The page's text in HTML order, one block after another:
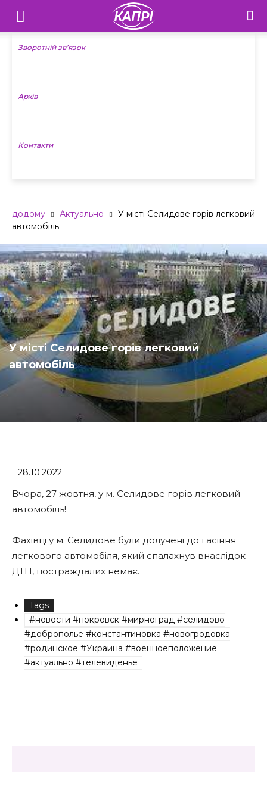
Телебачення
«Капрі»
Новини
Зворотній зв’язок
Архів
Контакти
додому Актуально
У місті Селидове горів легковий
автомобіль
У місті Селидове горів легковий
автомобіль
28.10.2022
Вчора, 27 жовтня, у м. Селидове горів легковий
автомобіль!
Фахівці у м. Селидове були долучені до гасіння
легкового автомобіля, який спалахнув внаслідок
ДТП, постраждалих немає.
Tags
#новости #покровск #мирноград #селидово
#доброполье #константиновка #новогродовка
#родинское #Украина #военноеположение
#актуально #телевиденье